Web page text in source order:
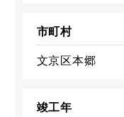
市町村
文京区本郷
竣工年